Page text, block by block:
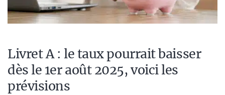
Livret A : le taux pourrait baisser
dès le 1er août 2025, voici les
prévisions